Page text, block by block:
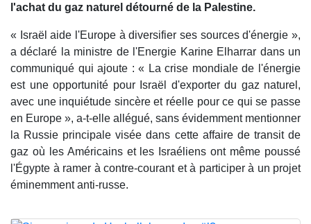
l'achat du gaz naturel détourné de la Palestine.
« Israël aide l'Europe à diversifier ses sources d'énergie »,
a déclaré la ministre de l'Energie Karine Elharrar dans un
communiqué qui ajoute : « La crise mondiale de l'énergie
est une opportunité pour Israël d'exporter du gaz naturel,
avec une inquiétude sincère et réelle pour ce qui se passe
en Europe », a-t-elle allégué, sans évidemment mentionner
la Russie principale visée dans cette affaire de transit de
gaz où les Américains et les Israéliens ont même poussé
l'Égypte à ramer à contre-courant et à participer à un projet
éminemment anti-russe.